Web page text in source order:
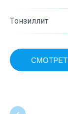
Тонзиллит